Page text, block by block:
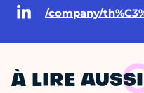
À LIRE AUSSI